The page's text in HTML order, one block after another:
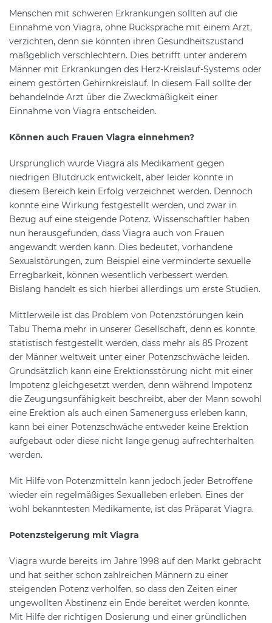
Menschen mit schweren Erkrankungen sollten auf die
Einnahme von Viagra, ohne Rücksprache mit einem Arzt,
verzichten, denn sie könnten ihren Gesundheitszustand
maßgeblich verschlechtern. Dies betrifft unter anderem
Männer mit Erkrankungen des Herz-Kreislauf-Systems oder
einem gestörten Gehirnkreislauf. In diesem Fall sollte der
behandelnde Arzt über die Zweckmäßigkeit einer
Einnahme von Viagra entscheiden.
Können auch Frauen Viagra einnehmen?
Ursprünglich wurde Viagra als Medikament gegen
niedrigen Blutdruck entwickelt, aber leider konnte in
diesem Bereich kein Erfolg verzeichnet werden. Dennoch
konnte eine Wirkung festgestellt werden, und zwar in
Bezug auf eine steigende Potenz. Wissenschaftler haben
nun herausgefunden, dass Viagra auch von Frauen
angewandt werden kann. Dies bedeutet, vorhandene
Sexualstörungen, zum Beispiel eine verminderte sexuelle
Erregbarkeit, können wesentlich verbessert werden.
Bislang handelt es sich hierbei allerdings um erste Studien.
Mittlerweile ist das Problem von Potenzstörungen kein
Tabu Thema mehr in unserer Gesellschaft, denn es konnte
statistisch festgestellt werden, dass mehr als 85 Prozent
der Männer weltweit unter einer Potenzschwäche leiden.
Grundsätzlich kann eine Erektionsstörung nicht mit einer
Impotenz gleichgesetzt werden, denn während Impotenz
die Zeugungsunfähigkeit beschreibt, aber der Mann sowohl
eine Erektion als auch einen Samenerguss erleben kann,
kann bei einer Potenzschwäche entweder keine Erektion
aufgebaut oder diese nicht lange genug aufrechterhalten
werden.
Mit Hilfe von Potenzmitteln kann jedoch jeder Betroffene
wieder ein regelmäßiges Sexualleben erleben. Eines der
wohl bekanntesten Medikamente, ist das Präparat Viagra.
Potenzsteigerung mit Viagra
Viagra wurde bereits im Jahre 1998 auf den Markt gebracht
und hat seither schon zahlreichen Männern zu einer
steigenden Potenz verholfen, so dass den Zeiten einer
ungewollten Abstinenz ein Ende bereitet werden konnte.
Mit Hilfe der richtigen Dosierung und einer gründlichen